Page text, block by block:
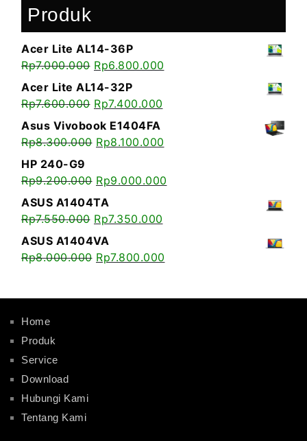
Produk
Acer Lite AL14-36P
Rp7.000.000 Rp6.800.000
Acer Lite AL14-32P
Rp7.600.000 Rp7.400.000
Asus Vivobook E1404FA
Rp8.300.000 Rp8.100.000
HP 240-G9
Rp9.200.000 Rp9.000.000
ASUS A1404TA
Rp7.550.000 Rp7.350.000
ASUS A1404VA
Rp8.000.000 Rp7.800.000
Home
Produk
Service
Download
Hubungi Kami
Tentang Kami